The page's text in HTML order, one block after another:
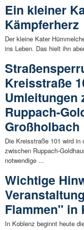
Ein kleiner
Kämpferherz
Der kleine Kater
ins Leben. Das hielt ihn
Kreisstraße
Umleitungen
Ruppach-
Großholbach
Die Kreisstraße 101 wird in
zwischen Ruppach-
notwendige ...
Wichtige
Flammen" in
In Koblenz beginnt heute